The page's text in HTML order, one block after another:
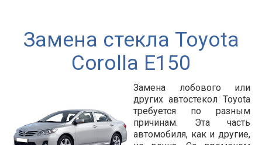
Замена стекла Toyota
Corolla E150
Замена лобового или
других автостекол Toyota
требуется по разным
причинам. Эта часть
автомобиля, как и другие,